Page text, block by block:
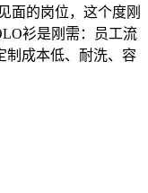
面的岗位，这个度刚
衫是刚需：员工流
制成本低、耐洗、容